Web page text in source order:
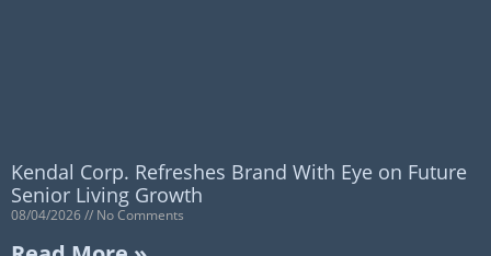
Kendal Corp. Refreshes Brand With Eye on Future
Senior Living Growth
08/04/2026 No Comments